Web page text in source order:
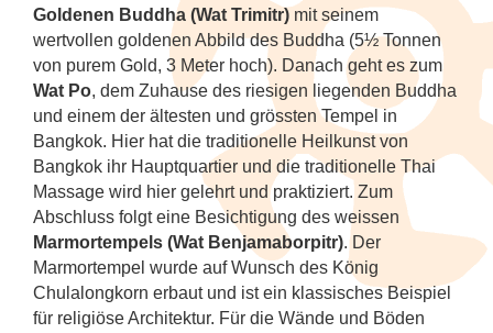
Goldenen Buddha (Wat Trimitr) mit seinem
wertvollen goldenen Abbild des Buddha (5½ Tonnen
von purem Gold, 3 Meter hoch). Danach geht es zum
Wat Po, dem Zuhause des riesigen liegenden Buddha
und einem der ältesten und grössten Tempel in
Bangkok. Hier hat die traditionelle Heilkunst von
Bangkok ihr Hauptquartier und die traditionelle Thai
Massage wird hier gelehrt und praktiziert. Zum
Abschluss folgt eine Besichtigung des weissen
Marmortempels (Wat Benjamaborpitr). Der
Marmortempel wurde auf Wunsch des König
Chulalongkorn erbaut und ist ein klassisches Beispiel
für religiöse Architektur. Für die Wände und Böden
Spirituelle Reisen
Sri Lanka
Thailand